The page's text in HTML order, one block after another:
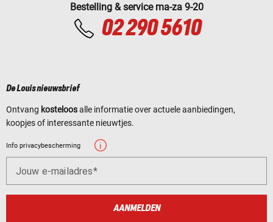
Bestelling & service ma-za 9-20
02 290 5610
De Louis nieuwsbrief
Ontvang kosteloosalle informatie over actuele aanbiedingen,
koopjes of interessante nieuwtjes.
Info privacybescherming
Jouw e-mailadres
AANMELDEN